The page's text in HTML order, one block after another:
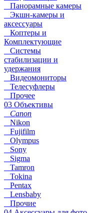
Панорамные камеры
Экшн-камеры и
аксессуары
Коптеры и
Комплектующие
Системы
стабилизации и
удержания
Видеомониторы
Телесуфлеры
Прочее
03 Объективы
Canon
Nikon
Fujifilm
Olympus
Sony
Sigma
Tamron
Tokina
Pentax
Lensbaby
Прочие